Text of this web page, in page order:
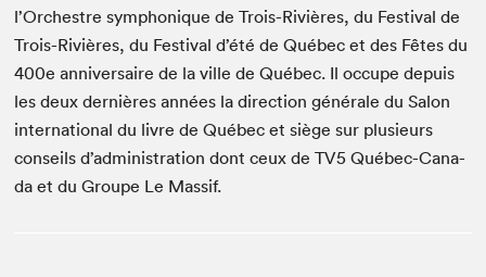
l’Orchestre sym­phonique de Trois-Riv­ières, du Fes­ti­val de
Trois-Riv­ières, du Fes­ti­val d’été de Québec et des Fêtes du
400e anniver­saire de la ville de Québec. Il occupe depuis
les deux dernières années la direc­tion générale du Salon
inter­na­tion­al du livre de Québec et siège sur plusieurs
con­seils d’administration dont ceux deTV5 Québec-Cana­
da et du Groupe Le Massif.